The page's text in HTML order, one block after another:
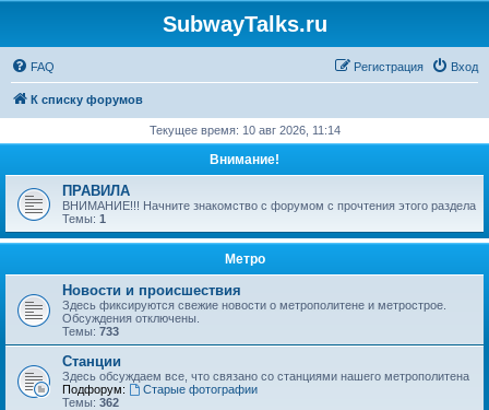
SubwayTalks.ru
FAQ Вход
Регистрация
К списку форумов
Текущее время: 10 авг 2026, 11:14
Внимание!
ПРАВИЛА
ВНИМАНИЕ!!! Начните знакомство с форумом с прочтения этого раздела
Темы: 1
Метро
Новости и происшествия
Здесь фиксируются свежие новости о метрополитене и метрострое.
Обсуждения отключены.
Темы: 733
Станции
Здесь обсуждаем все, что связано со станциями нашего метрополитена
Подфорум:
Старые фотографии
Темы: 362